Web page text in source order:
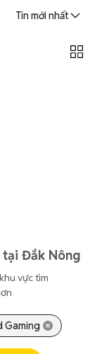
Tin mới nhất
Đắk Nông
vực tìm
Gaming